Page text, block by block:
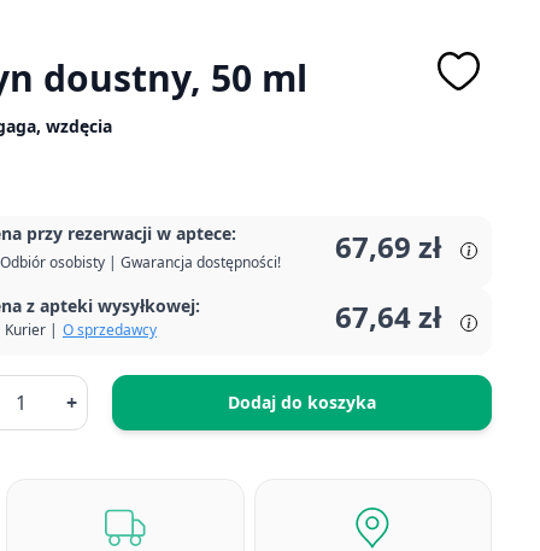
doustny, 50 ml
wzdęcia
przy rezerwacji w aptece:
Odbiór osobisty | Gwarancja dostępności! 67,69 zł
z apteki wysyłkowej:
Kurier | O sprzedawcy 67,64 zł
+ Dodaj do koszyka